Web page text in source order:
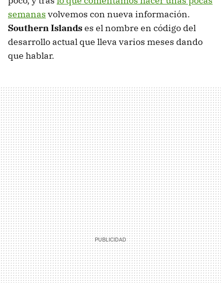
semanas volvemos con nueva información.
Southern Islandses el nombre en código del
desarrollo actual que lleva varios meses dando
que hablar.